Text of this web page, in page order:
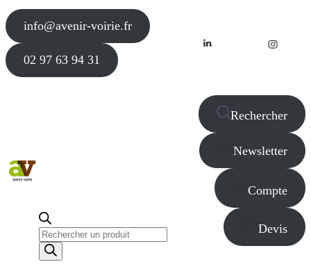
info@avenir-voirie.fr
02 97 63 94 31
Recherche
de
produits
Rechercher
Newsletter
Compte
Devis